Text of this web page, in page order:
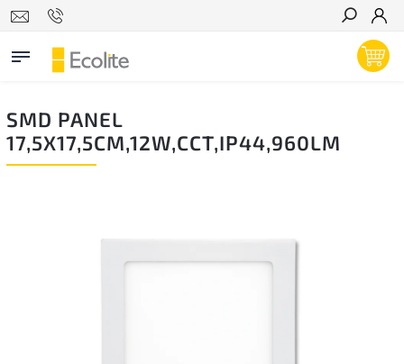
Hľadať
SMD PANEL
17,5X17,5CM,12W,CCT,IP44,960LM